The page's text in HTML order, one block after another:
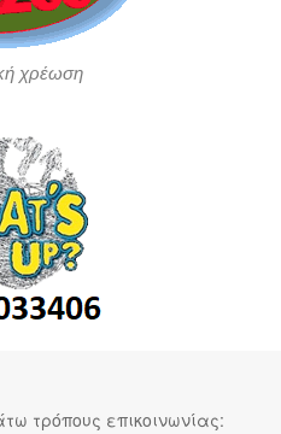
χρέωση
τρόπους επικοινωνίας: